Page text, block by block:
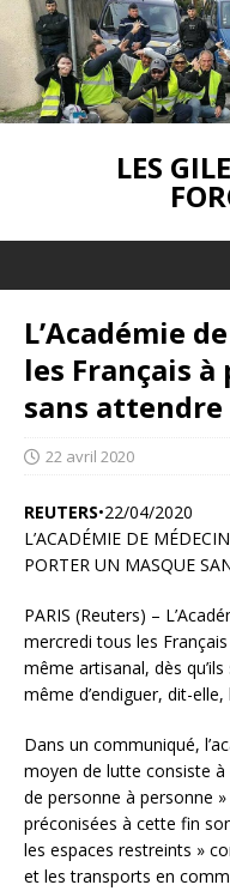
LES
L’Académie
les Français
sans attendre
22 avril 2020
REUTERS•22/04/2020
L’ACADÉMIE DE
PORTER UN MASQUE
PARIS (Reuters) –
mercredi tous les
même artisanal, dès
même d’endiguer, dit-
Dans un communiqué,
moyen de lutte consiste
de personne à personne
préconisées à cette fin
les espaces restreints »
et les transports en